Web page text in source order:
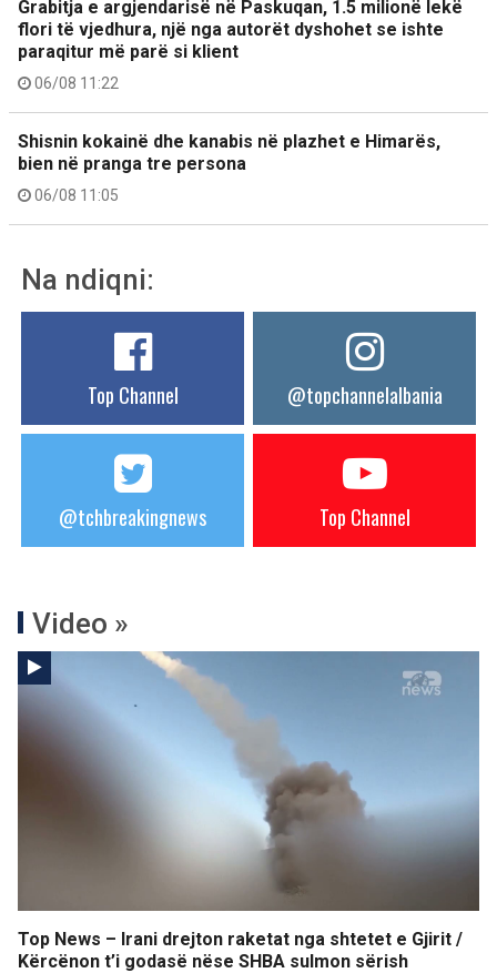
Grabitja e argjendarisë në Paskuqan, 1.5 milionë lekë
flori të vjedhura, një nga autorët dyshohet se ishte
paraqitur më parë si klient
06/08 11:22
Shisnin kokainë dhe kanabis në plazhet e Himarës,
bien në pranga tre persona
06/08 11:05
Na ndiqni:
Top Channel @topchannelalbania
@tchbreakingnews Top Channel
Video »
Top News – Irani drejton raketat nga shtetet e Gjirit /
Kërcënon t’i godasë nëse SHBA sulmon sërish